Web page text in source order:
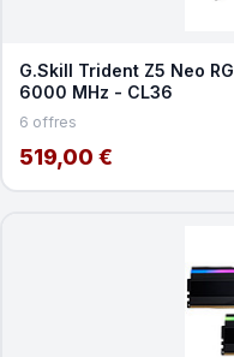
G.Skill Trident Z5 Neo
6000 MHz - CL36
6 offres
519,00 €